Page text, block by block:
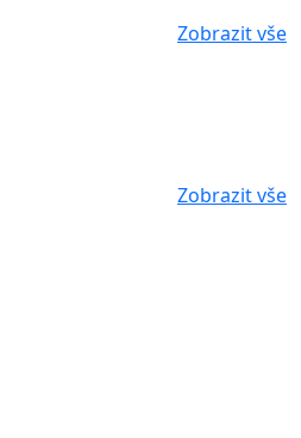
Zobrazit vše
Zobrazit vše